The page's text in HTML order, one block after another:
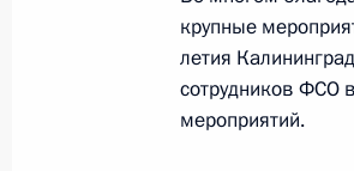
Начало
Левитиным
17 декабря 2005
крупные
летия
сотрудников ФСО
мероприятий.